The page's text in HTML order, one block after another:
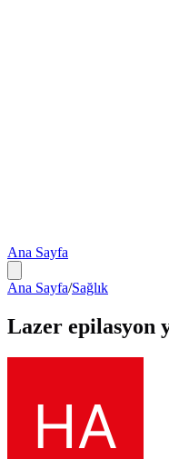
Ana Sayfa
Ana Sayfa/Sağlık
Lazer epilasyon